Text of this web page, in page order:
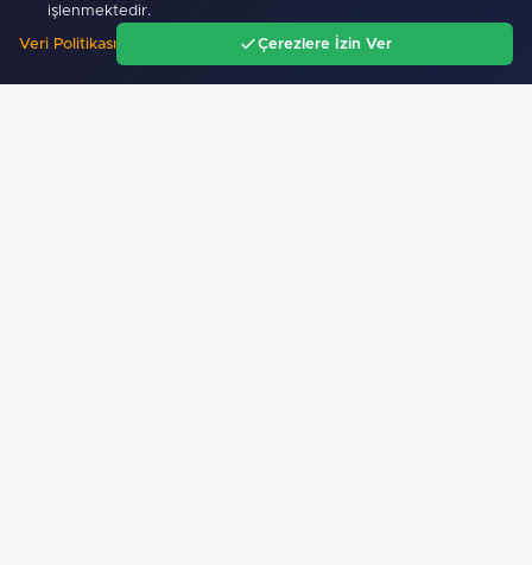
işlenmektedir.
Veri Politikası Çerezlere İzin Ver
Gündem Ara Menü